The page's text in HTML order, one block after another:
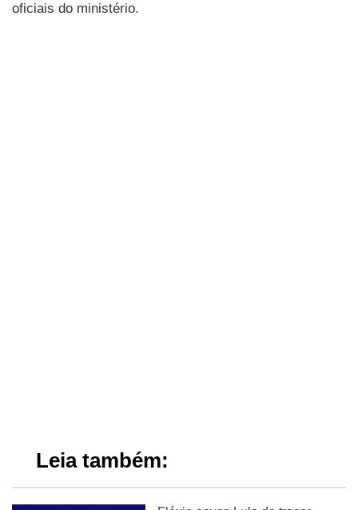
oficiais do ministério.
Leia também: